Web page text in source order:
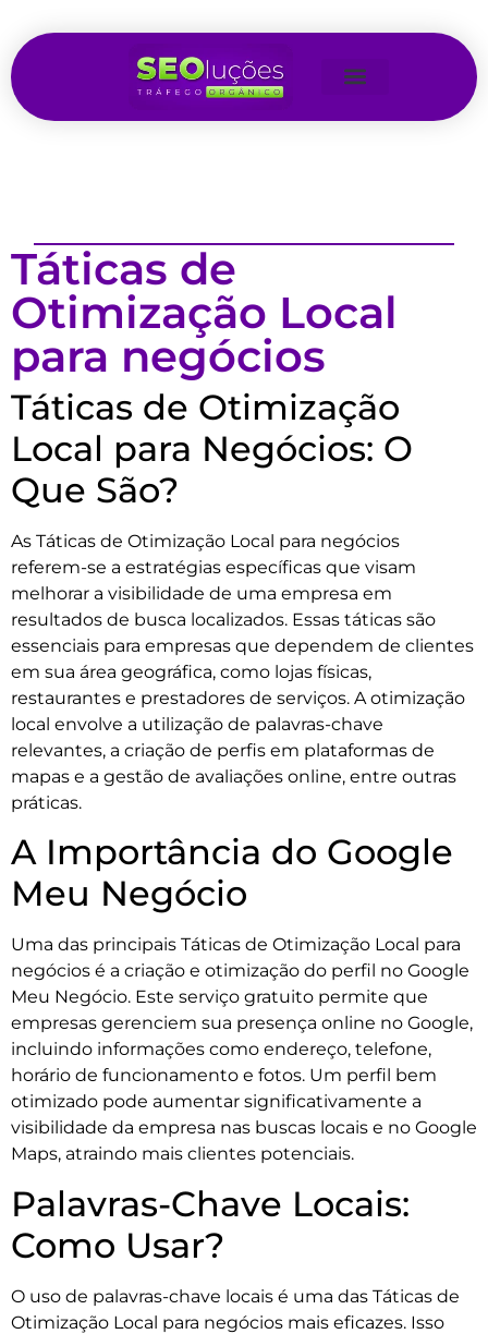
Táticas de
Otimização Local
para negócios
Táticas de Otimização
Local para Negócios: O
Que São?
As Táticas de Otimização Local para negócios
referem-se a estratégias específicas que visam
melhorar a visibilidade de uma empresa em
resultados de busca localizados. Essas táticas são
essenciais para empresas que dependem de clientes
em sua área geográfica, como lojas físicas,
restaurantes e prestadores de serviços. A otimização
local envolve a utilização de palavras-chave
relevantes, a criação de perfis em plataformas de
mapas e a gestão de avaliações online, entre outras
práticas.
A Importância do Google
Meu Negócio
Uma das principais Táticas de Otimização Local para
negócios é a criação e otimização do perfil no Google
Meu Negócio. Este serviço gratuito permite que
empresas gerenciem sua presença online no Google,
incluindo informações como endereço, telefone,
horário de funcionamento e fotos. Um perfil bem
otimizado pode aumentar significativamente a
visibilidade da empresa nas buscas locais e no Google
Maps, atraindo mais clientes potenciais.
Palavras-Chave Locais:
Como Usar?
O uso de palavras-chave locais é uma das Táticas de
Otimização Local para negócios mais eficazes. Isso